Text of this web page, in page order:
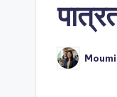
Posted
by